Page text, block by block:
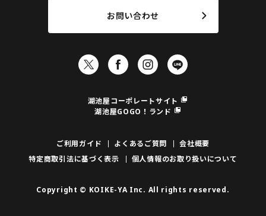
お問い合わせ
湖池屋コーポレートサイト
湖池屋GOGO！ランド
ご利用ガイド よくあるご質問
会社概要
特定商取引法に基づく表示
個人情報のお取り扱いについて
Copyright © KOIKE-YA Inc. All rights reserved.